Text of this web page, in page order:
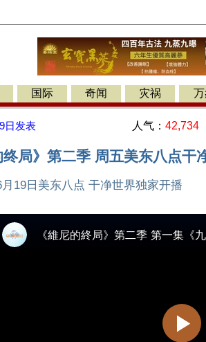
国际 奇闻 灾祸 万
日 发表 人气： 42,734
终局》第二季 周五美东八点干
19日美东八点 干净世界独家开播